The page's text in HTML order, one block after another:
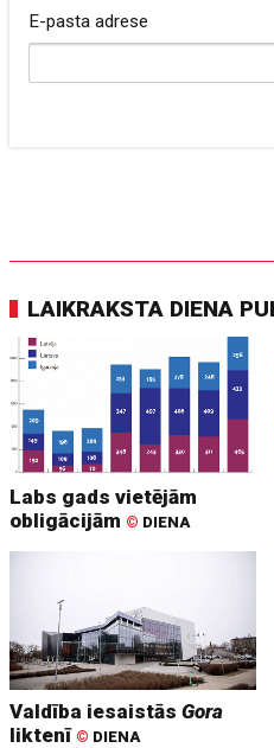
E-pasta adrese
LAIKRAKSTA DIENA
Labs gads vietējām
obligācijām © DIENA
Valdība iesaistāsGora
liktenī © DIENA